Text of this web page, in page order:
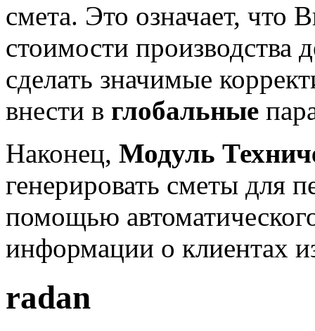
смета. Это означает, что
стоимости производства
сделать значимые
внести в глобальные
Наконец, Модуль
генерировать сметы для
помощью
информации о клиентах
radan